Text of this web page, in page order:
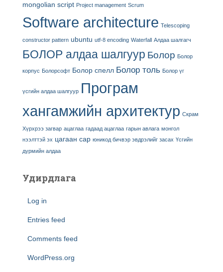
mongolian script Project management Scrum
Software architecture Telescoping
constructor pattern ubuntu utf-8 encoding Waterfall Алдаа шалгагч
БОЛОР алдаа шалгуур Болор Болор
корпус Болорсофт Болор спелл Болор толь Болор үг
үсгийн алдаа шалгуур Програм
хангамжийн архитектур Скрам
Хүрхрээ загвар ацаглаа гадаад ацаглаа гарын авлага монгол
нээлттэй эх цагаан сар юникод бичвэр эвдрэлийг засах Үсгийн
дүрмийн алдаа
Удирдлага
Log in
Entries feed
Comments feed
WordPress.org